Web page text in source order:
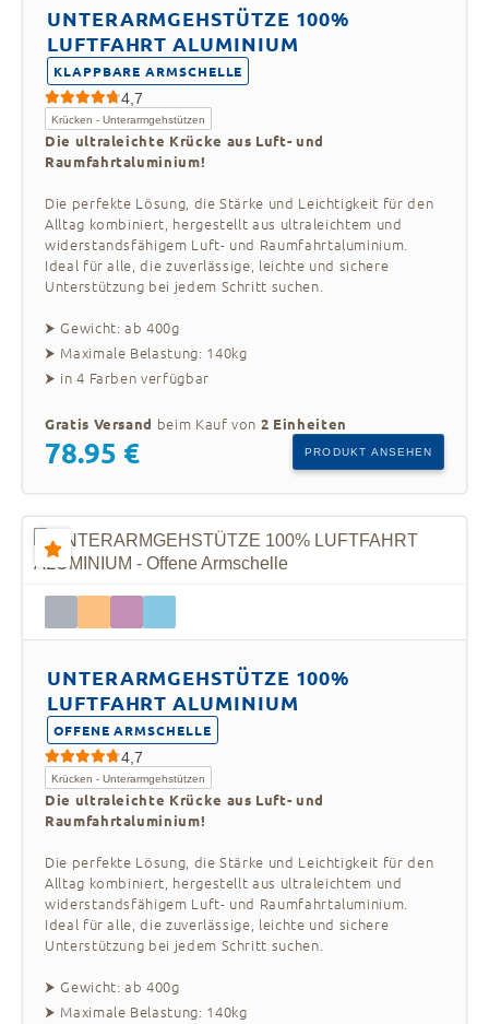
UNTERARMGEHSTÜTZE 100%
LUFTFAHRT ALUMINIUM
KLAPPBARE ARMSCHELLE
4,7
Krücken - Unterarmgehstützen
Die ultraleichte Krücke aus Luft- und
Raumfahrtaluminium!
Die perfekte Lösung, die Stärke und Leichtigkeit für den
Alltag kombiniert, hergestellt aus ultraleichtem und
widerstandsfähigem Luft- und Raumfahrtaluminium.
Ideal für alle, die zuverlässige, leichte und sichere
Unterstützung bei jedem Schritt suchen.
⮞ Gewicht: ab 400g
⮞ Maximale Belastung: 140kg
⮞ in 4 Farben verfügbar
Gratis Versand beim Kauf von 2 Einheiten
78.95 € PRODUKT ANSEHEN
UNTERARMGEHSTÜTZE 100%
LUFTFAHRT ALUMINIUM
OFFENE ARMSCHELLE
4,7
Krücken - Unterarmgehstützen
Die ultraleichte Krücke aus Luft- und
Raumfahrtaluminium!
Die perfekte Lösung, die Stärke und Leichtigkeit für den
Alltag kombiniert, hergestellt aus ultraleichtem und
widerstandsfähigem Luft- und Raumfahrtaluminium.
Ideal für alle, die zuverlässige, leichte und sichere
Unterstützung bei jedem Schritt suchen.
⮞ Gewicht: ab 400g
⮞ Maximale Belastung: 140kg